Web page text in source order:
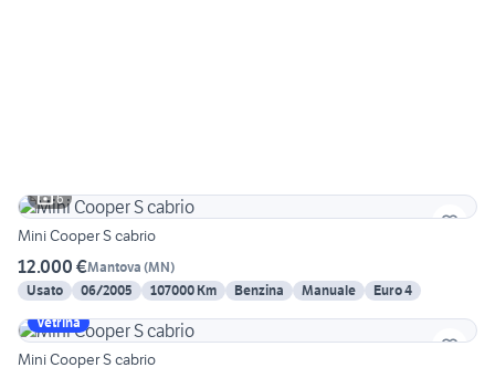
6
Mini Cooper S cabrio
12.000 €Mantova (MN)
Usato
06/2005 107000 Km Benzina Manuale
Euro 4
Vetrina
Mini Cooper S cabrio